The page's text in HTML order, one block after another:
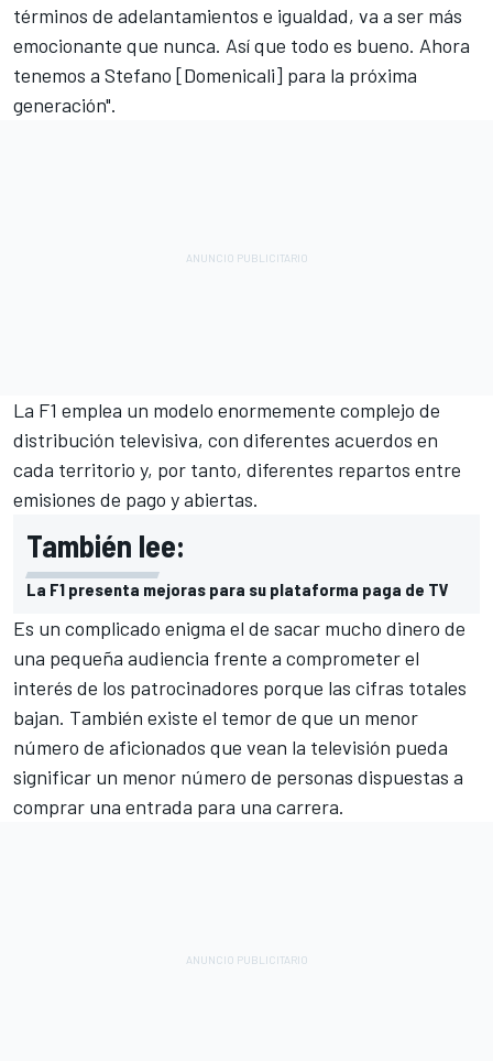
términos de adelantamientos e igualdad, va a ser más
emocionante que nunca. Así que todo es bueno. Ahora
tenemos a Stefano [Domenicali] para la próxima
generación".
La F1 emplea un modelo enormemente complejo de
distribución televisiva, con diferentes acuerdos en
cada territorio y, por tanto, diferentes repartos entre
emisiones de pago y abiertas.
También lee:
La F1 presenta mejoras para su plataforma paga de TV
Es un complicado enigma el de sacar mucho dinero de
una pequeña audiencia frente a comprometer el
interés de los patrocinadores porque las cifras totales
bajan. También existe el temor de que un menor
número de aficionados que vean la televisión pueda
significar un menor número de personas dispuestas a
comprar una entrada para una carrera.